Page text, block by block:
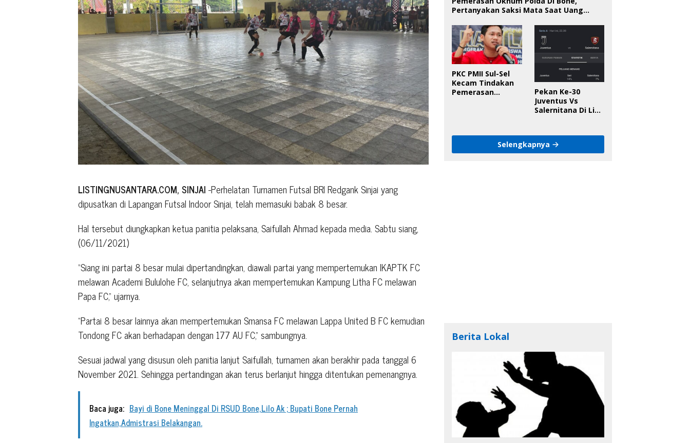
LISTINGNUSANTARA.COM, SINJAI -Perhelatan Turnamen Futsal BRI Redgank Sinjai yang
dipusatkan di Lapangan Futsal Indoor Sinjai, telah memasuki babak 8 besar.
Hal tersebut diungkapkan ketua panitia pelaksana, Saifullah Ahmad kepada media. Sabtu siang,
(06/11/2021)
“Siang ini partai 8 besar mulai dipertandingkan, diawali partai yang mempertemukan IKAPTK FC
melawan Academi Bululohe FC, selanjutnya akan mempertemukan Kampung Litha FC melawan
Papa FC,” ujarnya.
“Partai 8 besar lainnya akan mempertemukan Smansa FC melawan Lappa United B FC kemudian
Tondong FC akan berhadapan dengan 177 AU FC,” sambungnya.
Sesuai jadwal yang disusun oleh panitia lanjut Saifullah, turnamen akan berakhir pada tanggal 6
November 2021. Sehingga pertandingan akan terus berlanjut hingga ditentukan pemenangnya.
Baca juga: Bayi di Bone Meninggal Di RSUD Bone,Lilo Ak ; Bupati Bone Pernah
Ingatkan,Admistrasi Belakangan.
Pertanyakan Saksi Mata Saat Uang
PKC PMII Sul-Sel
Kecam Tindakan
Pemerasan
Pekan Ke-30
Juventus Vs
Salernitana Di Liga
Selengkapnya
Berita Lokal